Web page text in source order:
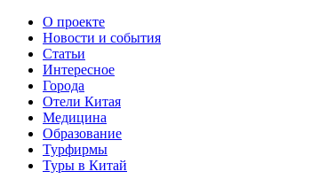
О проекте
Новости и события
Статьи
Интересное
Города
Отели Китая
Медицина
Образование
Турфирмы
Туры в Китай